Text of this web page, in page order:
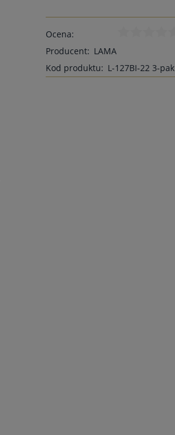
Ocena:
Producent: LAMA
Kod produktu: L-127BI-22 3-pak